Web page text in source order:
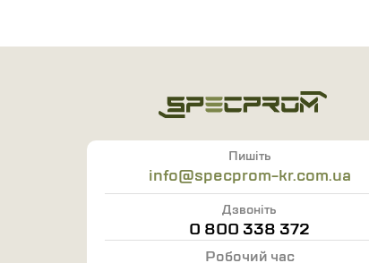
Залежно від ситуації, газові пальники
навіть обігріву намету. Вони
швидке кип’ятіння, рівномірне горіння
Типи газових пальників SPECPROM
Пишіть
info@specprom-kr.com.ua
Дзвоніть
0 800 338 372
Робочий час